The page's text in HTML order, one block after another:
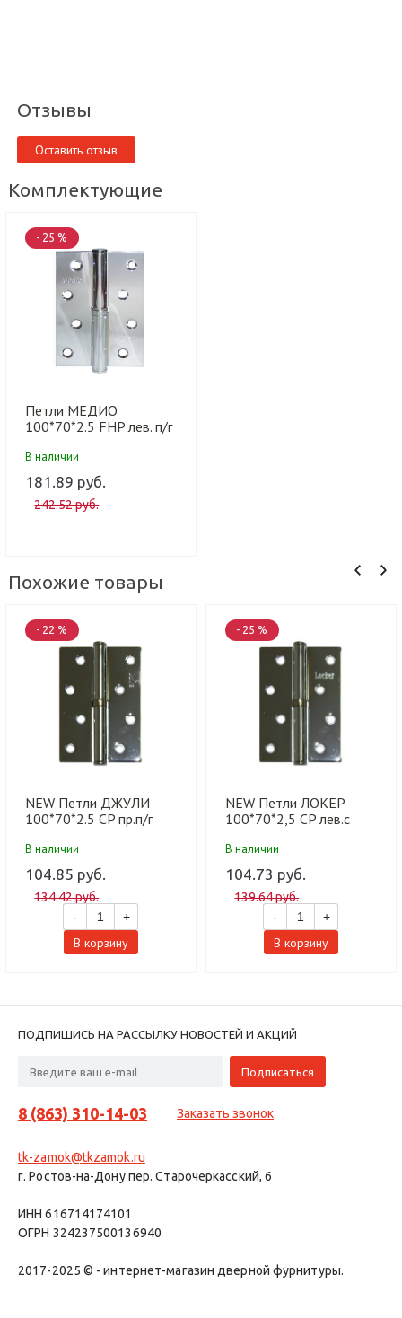
Отзывы
Оставить отзыв
Комплектующие
- 25 %
Петли МЕДИО
100*70*2.5 FHP лев. п/г
В наличии
181.89 руб.
242.52 руб.
Похожие товары
- 22 %
NEW Петли ДЖУЛИ
100*70*2.5 CP пр.п/г
В наличии
104.85 руб.
134.42 руб.
-
+
В корзину
- 25 %
NEW Петли ЛОКЕР
100*70*2,5 CP лев.с
В наличии
104.73 руб.
139.64 руб.
-
+
В корзину
ПОДПИШИСЬ НА РАССЫЛКУ НОВОСТЕЙ И АКЦИЙ
8 (863) 310-14-03 Заказать звонок
tk-zamok@tkzamok.ru
г. Ростов-на-Дону пер. Старочеркасский, 6
ИНН 616714174101
ОГРН 324237500136940
2017-2025 © - интернет-магазин дверной фурнитуры.